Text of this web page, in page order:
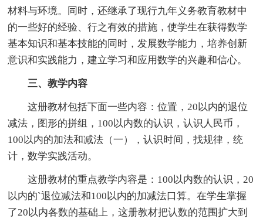
材料与环境。同时，还继承了现行九年义务教育教材中
的一些好的经验、行之有效的措施，使学生在获得数学
基本知识和基本技能的同时，发展数学能力，培养创新
意识和实践能力，建立学习和应用数学的兴趣和信心。
三、教学内容
这册教材包括下面一些内容：位置，20以内的退位
减法，图形的拼组，100以内数的认识，认识人民币，
100以内的加法和减法（一），认识时间，找规律，统
计，数学实践活动。
这册教材的重点教学内容是：100以内数的认识，20
以内的`退位减法和100以内的加减法口算。在学生掌握
了20以内各数的基础上，这册教材把认数的范围扩大到